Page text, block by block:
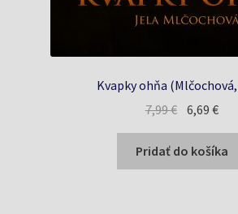
Kvapky ohňa
7,99€ Pôvodná
cena
bola:
7,99 €.
6,69€
je:
Pridať do košíka